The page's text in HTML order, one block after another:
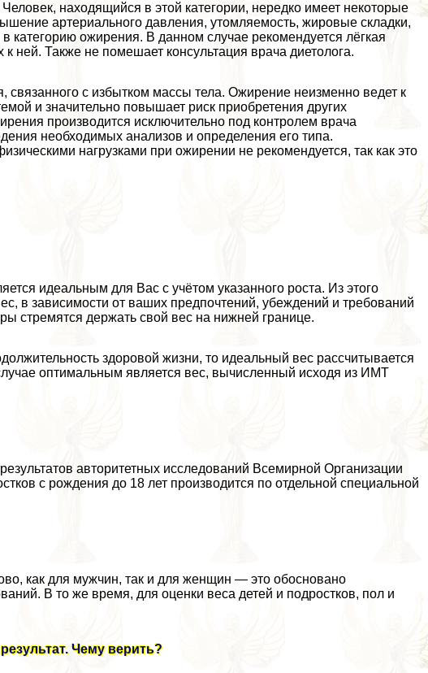
находящийся в этой категории, нередко имеет некоторые
артериального давления, утомляемость, жировые складки,
категорию ожирения. В данном случае рекомендуется лёгкая
ней. Также не помешает консультация врача диетолога.
связанного с избытком массы тела. Ожирение неизменно ведет к
и значительно повышает риск приобретения других
производится исключительно под контролем врача
необходимых анализов и определения его типа.
нагрузками при ожирении не рекомендуется, так как это
идеальным для Вас с учётом указанного роста. Из этого
в зависимости от ваших предпочтений, убеждений и требований
стремятся держать свой вес на нижней границе.
здоровой жизни, то идеальный вес рассчитывается
оптимальным является вес, вычисленный исходя из ИМТ
авторитетных исследований Всемирной Организации
с рождения до 18 лет производится по отдельной специальной
как для мужчин, так и для женщин — это обосновано
В то же время, для оценки веса детей и подростков, пол и
Чему верить?